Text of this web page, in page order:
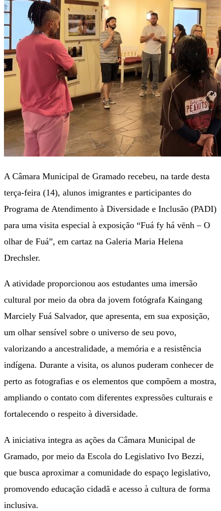
A Câmara Municipal de Gramado recebeu, na tarde desta
terça-feira (14), alunos imigrantes e participantes do
Programa de Atendimento à Diversidade e Inclusão (PADI)
para uma visita especial à exposição “Fuá fy há vēnh – O
olhar de Fuá”, em cartaz na Galeria Maria Helena
Drechsler.
A atividade proporcionou aos estudantes uma imersão
cultural por meio da obra da jovem fotógrafa Kaingang
Marciely Fuá Salvador, que apresenta, em sua exposição,
um olhar sensível sobre o universo de seu povo,
valorizando a ancestralidade, a memória e a resistência
indígena. Durante a visita, os alunos puderam conhecer de
perto as fotografias e os elementos que compõem a mostra,
ampliando o contato com diferentes expressões culturais e
fortalecendo o respeito à diversidade.
A iniciativa integra as ações da Câmara Municipal de
Gramado, por meio da Escola do Legislativo Ivo Bezzi,
que busca aproximar a comunidade do espaço legislativo,
promovendo educação cidadã e acesso à cultura de forma
inclusiva.